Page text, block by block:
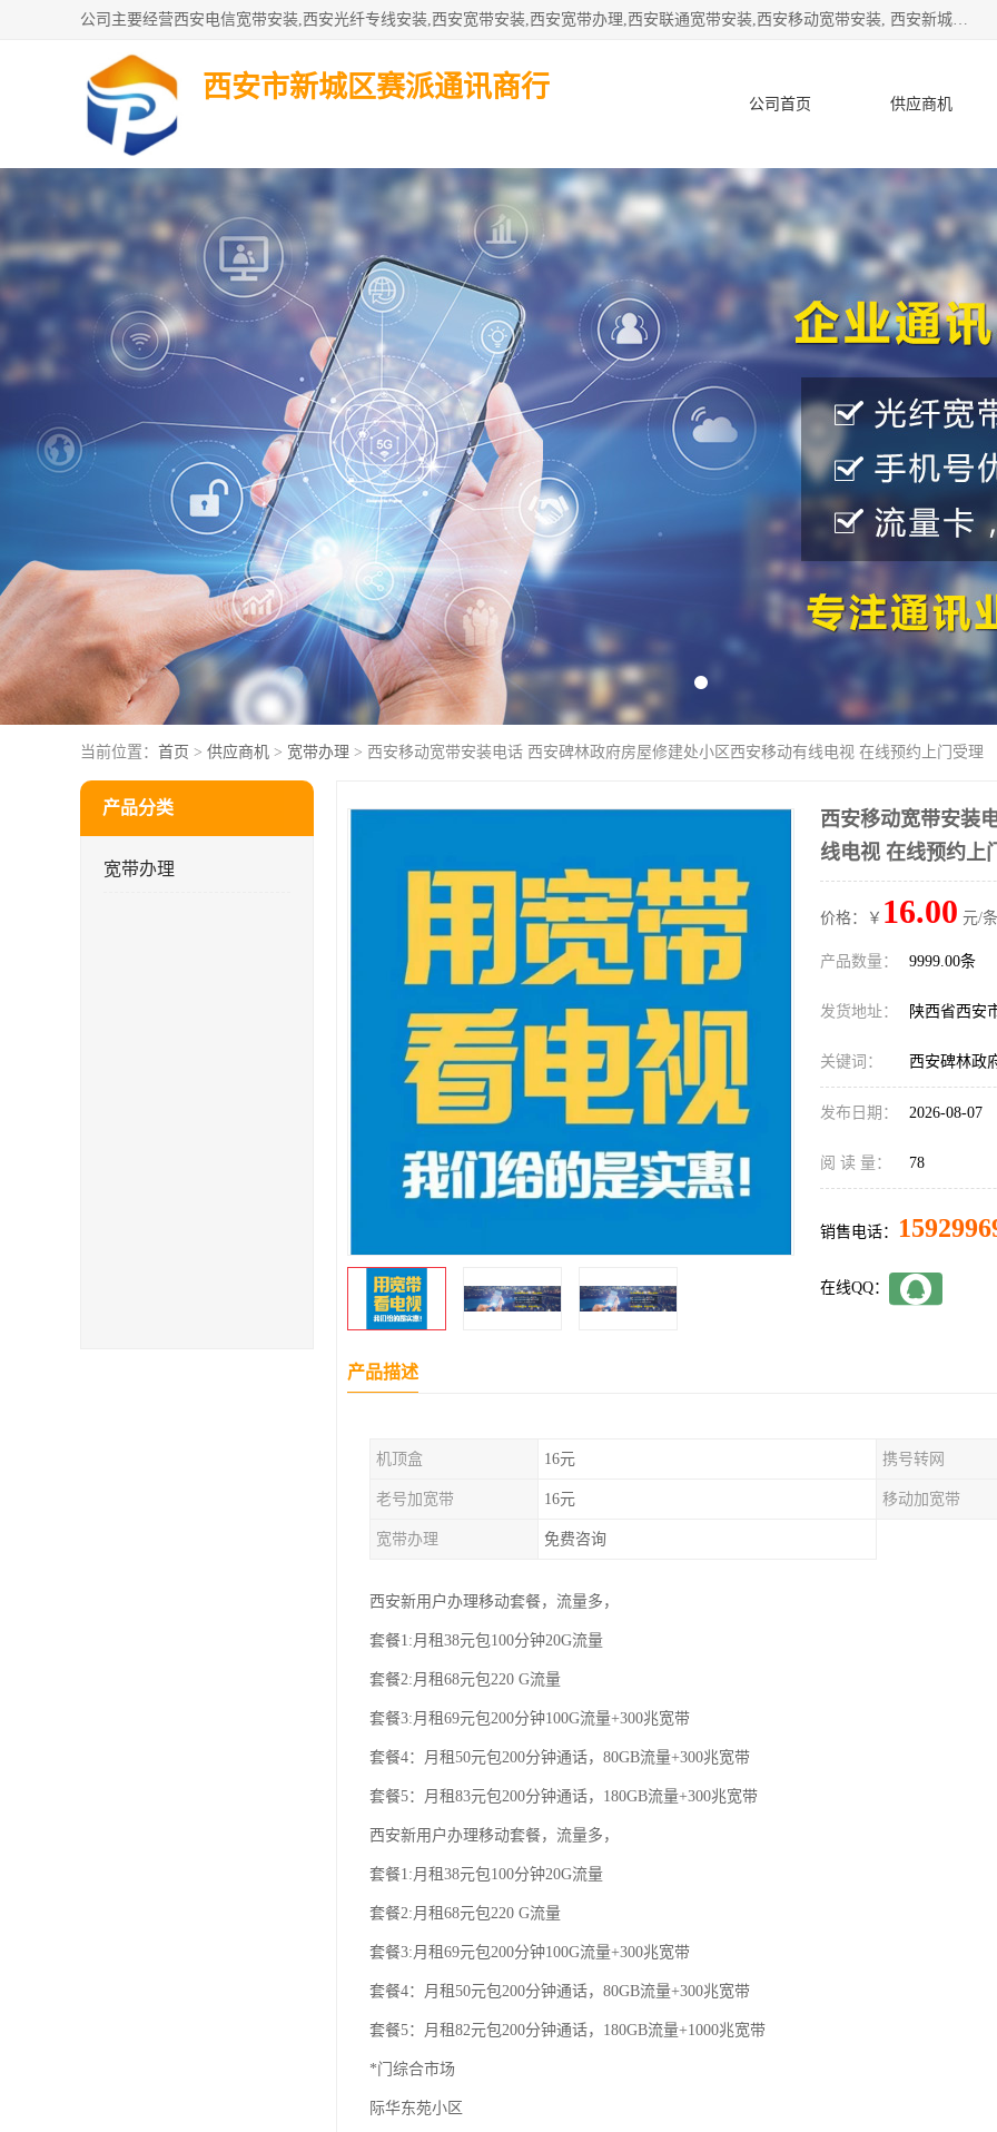
公司主要经营西安电信宽带安装,西安光纤专线安装,西安宽带安装,西安宽带办理,西安联通宽带安装,西安移动宽带安装, 西安新城赛派通讯商行从事西安地区的联通，移动，电信宽带安装，光纤专线安装，宽带办理等业务
西安市新城区赛派通讯商行
公司首页 供应商机
产品知识 客户案例
当前位置： 首页 > 供应商机 > 宽带办理 > 西安移动宽带安装电话 西安碑林政府房屋修建处小区西安移动有线电视 在线预约上门受理
产品分类
宽带办理
西安移动宽带安装
线电视 在线预约上
价格：￥ 16.00 元/
产品数量： 9999.00条
发货地址： 陕西省西安
关键词： 西安碑林政
发布日期： 2026-08-07
阅 读 量： 78
销售电话：
在线QQ：
产品描述
机顶盒 16元 携号转网
老号加宽带 16元 移动加宽带
宽带办理 免费咨询
西安新用户办理移动套餐，流量多，
套餐1:月租38元包100分钟20G流量
套餐2:月租68元包220 G流量
套餐3:月租69元包200分钟100G流量+300兆宽带
套餐4：月租50元包200分钟通话，80GB流量+300兆宽带
套餐5：月租83元包200分钟通话，180GB流量+300兆宽带
西安新用户办理移动套餐，流量多，
套餐1:月租38元包100分钟20G流量
套餐2:月租68元包220 G流量
套餐3:月租69元包200分钟100G流量+300兆宽带
套餐4：月租50元包200分钟通话，80GB流量+300兆宽带
套餐5：月租82元包200分钟通话，180GB流量+1000兆宽带
*门综合市场
际华东苑小区